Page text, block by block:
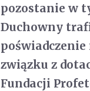
pozostanie w
Duchowny
związku z
Fundacji